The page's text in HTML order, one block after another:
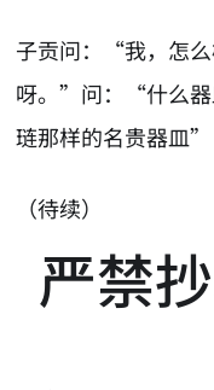
子贡问：“我，怎
呀。”问：“什么
琏那样的名贵器皿”
（待续）
严禁